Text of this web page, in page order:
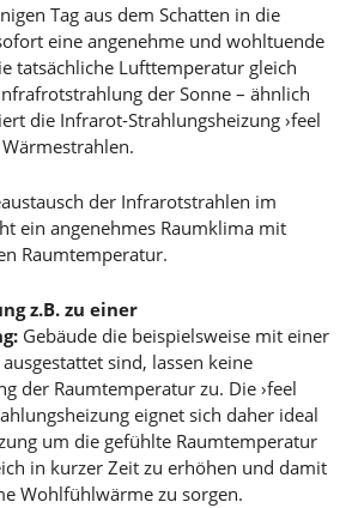
Tag aus dem Schatten in die
eine angenehme und wohltuende
tatsächliche Lufttemperatur gleich
der Sonne – ähnlich
die Infrarot-Strahlungsheizung ›feel
der Infrarotstrahlen im
ein angenehmes Raumklima mit
Raumtemperatur.
z.B. zu einer
Gebäude die beispielsweise mit einer
sind, lassen keine
der Raumtemperatur zu. Die ›feel
eignet sich daher ideal
um die gefühlte Raumtemperatur
in kurzer Zeit zu erhöhen und damit
Wohlfühlwärme zu sorgen.